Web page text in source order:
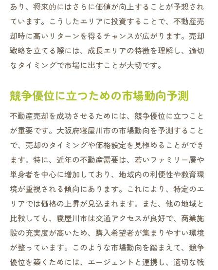
あり、将来的にはさらに価値が向上することが予想され
ています。こうしたエリアに投資することで、不動産売
却時に高いリターンを得るチャンスが広がります。売却
戦略を立てる際には、成長エリアの特徴を理解し、適切
なタイミングで市場に出すことが大切です。
競争優位に立つための市場動向予測
不動産売却を成功させるためには、競争優位に立つこと
が重要です。大阪府寝屋川市の市場動向を予測すること
で、売却のタイミングや価格設定を見極めることができ
ます。特に、近年の不動産需要は、若いファミリー層や
単身者を中心に増加しており、地域内の利便性や教育環
境が重視される傾向にあります。これにより、特定のエ
リアでは価格の上昇が見込まれます。また、他の地域と
比較しても、寝屋川市は交通アクセスが良好で、商業施
設の充実度が高いため、購入希望者が集まりやすい環境
が整っています。このような市場動向を踏まえて、競争
優位を築くためには、エージェントと連携し、適切な戦